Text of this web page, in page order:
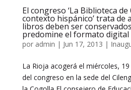
El congreso ‘La Biblioteca de
contexto hispánico’ trata de
libros deben ser
predomine el formato digital
por admin | Jun 17, 2013 |
La Rioja acogerá el miércoles,
del congreso en la sede del